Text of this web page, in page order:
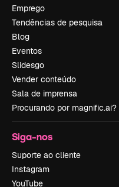
Emprego
Tendências de pesquisa
Blog
Eventos
Slidesgo
Vender conteúdo
Sala de imprensa
Procurando por magnific.ai?
Siga-nos
Suporte ao cliente
Instagram
YouTube